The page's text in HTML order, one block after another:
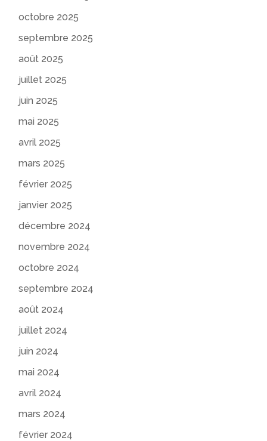
octobre 2025
septembre 2025
août 2025
juillet 2025
juin 2025
mai 2025
avril 2025
mars 2025
février 2025
janvier 2025
décembre 2024
novembre 2024
octobre 2024
septembre 2024
août 2024
juillet 2024
juin 2024
mai 2024
avril 2024
mars 2024
février 2024